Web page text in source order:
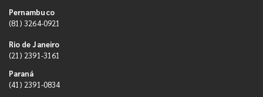
Pernambuco
(81) 3264-0921
Rio de Janeiro
(21) 2391-3161
Paraná
(41) 2391-0834